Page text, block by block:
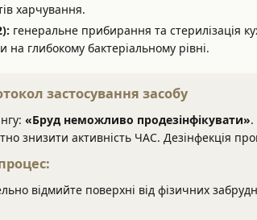
харчування.
генеральне прибирання та стерилізація
на глибокому бактеріальному рівні.
застосування засобу
«Бруд неможливо продезінфікувати».
знизити активність ЧАС. Дезінфекція
відмийте поверхні від фізичних